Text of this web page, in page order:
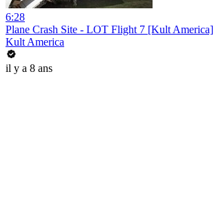
6:28
Plane Crash Site - LOT Flight 7 [Kult America]
Kult America
il y a 8 ans